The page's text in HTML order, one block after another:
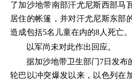
了加沙地带南部汗尤尼斯西部马
居住的帐篷，并对汗尤尼斯东部
造成包括5名儿童在内的8人死亡。
以军尚未对此作出回应。
据加沙地带卫生部门7日发布
轮巴以冲突爆发以来，以色列在